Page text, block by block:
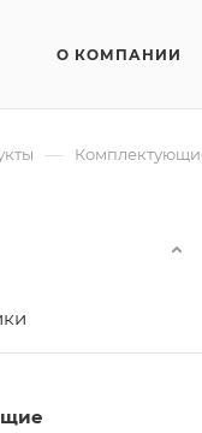
О КОМПАНИИ
—